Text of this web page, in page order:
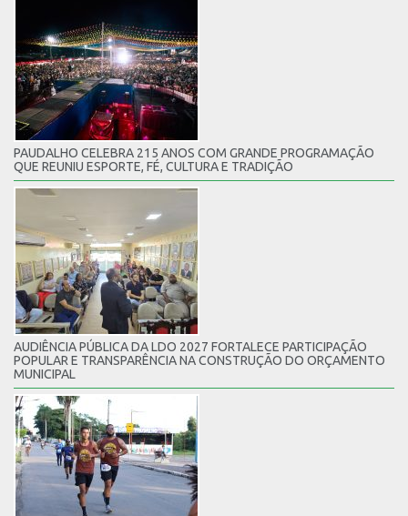
PAUDALHO CELEBRA 215 ANOS COM GRANDE PROGRAMAÇÃO
QUE REUNIU ESPORTE, FÉ, CULTURA E TRADIÇÃO
AUDIÊNCIA PÚBLICA DA LDO 2027 FORTALECE PARTICIPAÇÃO
POPULAR E TRANSPARÊNCIA NA CONSTRUÇÃO DO ORÇAMENTO
MUNICIPAL